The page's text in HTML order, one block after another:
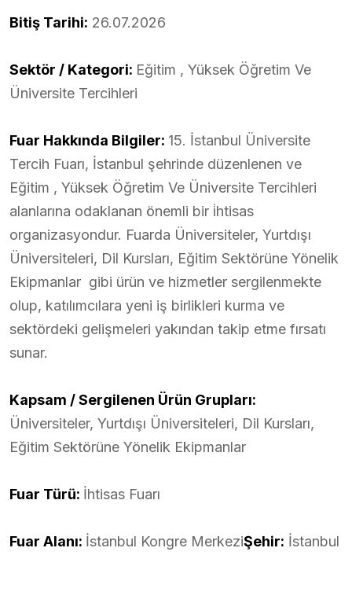
Bitiş Tarihi: 26.07.2026
Sektör / Kategori: Eğitim , Yüksek Öğretim Ve
Üniversite Tercihleri
Fuar Hakkında Bilgiler: 15. İstanbul Üniversite
Tercih Fuarı, İstanbul şehrinde düzenlenen ve
Eğitim , Yüksek Öğretim Ve Üniversite Tercihleri
alanlarına odaklanan önemli bir i̇htisas
organizasyondur. Fuarda Üniversiteler, Yurtdışı
Üniversiteleri, Dil Kursları, Eğitim Sektörüne Yönelik
Ekipmanlar gibi ürün ve hizmetler sergilenmekte
olup, katılımcılara yeni iş birlikleri kurma ve
sektördeki gelişmeleri yakından takip etme fırsatı
sunar.
Kapsam / Sergilenen Ürün Grupları:
Üniversiteler, Yurtdışı Üniversiteleri, Dil Kursları,
Eğitim Sektörüne Yönelik Ekipmanlar
Fuar Türü: İhtisas Fuarı
Fuar Alanı: İstanbul Kongre MerkeziŞehir: İstanbul